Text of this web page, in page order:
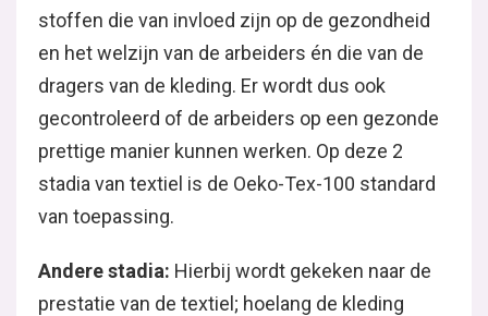
stoffen die van invloed zijn op de gezondheid
en het welzijn van de arbeiders én die van de
dragers van de kleding. Er wordt dus ook
gecontroleerd of de arbeiders op een gezonde
prettige manier kunnen werken. Op deze 2
stadia van textiel is de Oeko-Tex-100 standard
van toepassing.
Andere stadia: Hierbij wordt gekeken naar de
prestatie van de textiel; hoelang de kleding